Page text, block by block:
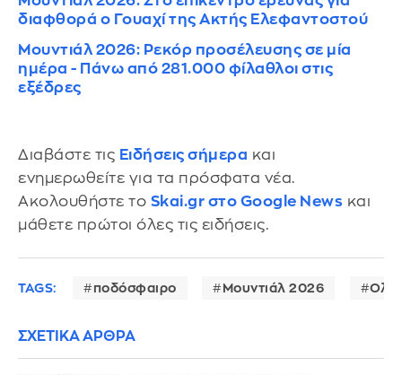
διαφθορά ο Γουαχί της Ακτής Ελεφαντοστού
Μουντιάλ 2026: Ρεκόρ προσέλευσης σε μία
ημέρα - Πάνω από 281.000 φίλαθλοι στις
εξέδρες
Διαβάστε τις Ειδήσεις σήμερα και
ενημερωθείτε για τα πρόσφατα νέα.
Ακολουθήστε το Skai.gr στο Google News και
μάθετε πρώτοι όλες τις ειδήσεις.
TAGS: ποδόσφαιρο Μουντιάλ 2026
ΣΧΕΤΙΚΑ ΑΡΘΡΑ